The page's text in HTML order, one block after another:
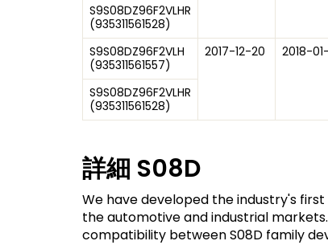
S9S08DZ96F2VLHR
(935311561528)
S9S08DZ96F2VLH
(935311561557)
2017-12-20 2018-
S9S08DZ96F2VLHR
(935311561528)
詳細 S08D
We have developed the industry's
the automotive and industrial
compatibility between S08D family